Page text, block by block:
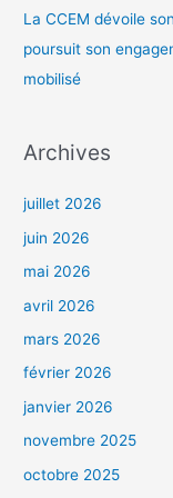
La CCEM dévoile
poursuit son
mobilisé
Archives
juillet 2026
juin 2026
mai 2026
avril 2026
mars 2026
février 2026
janvier 2026
novembre 2025
octobre 2025